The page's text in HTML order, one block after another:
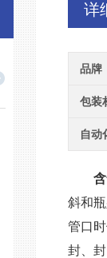
详
品牌
包装
自动
斜和
管口
封、